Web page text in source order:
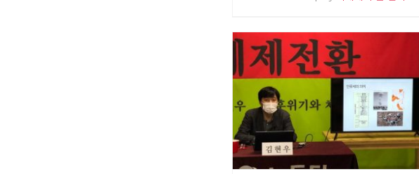
모였다. 당 조직에서 준비한 프로그램이었지
만 참가자의 3분의 1은 문화예술위원회 회원
은물론 당원도 아닌 시민이었다. 경계사진은
이후 2주마다 서울둘레길 157km를 중심으로
서울 경계의 숲과 마을을 함께 걸으며 사진으
로 기록하기 시작한다. 그리고 수락산, 불암
산, 망우산, 아차산, 고덕산, 일자산, 대모산,
구릉산, 우면산, 관악산, 안양천, 봉산, 앵봉
산, 북한산을 거쳐 마침내 2021년 6월 20일
출발지이자 종착지인 도봉산에 이른다. 1년이
넘는 시간 동안 이어진 그 길과 사람의 기록
을 공유한다. 여름철 폭우나 코로나 확산 때